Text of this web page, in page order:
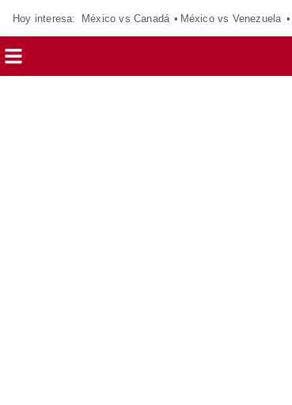
Hoy interesa: México vs Canadá México vs Venezuela